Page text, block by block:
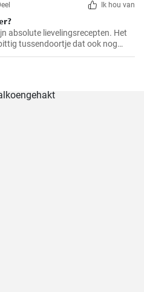
Ik hou van
absolute lievelingsrecepten. Het
tussendoortje dat ook nog
Het is helemaal zelfgemaakt en
de winkel. Het is heel makkelijk te
en tijd nodig.